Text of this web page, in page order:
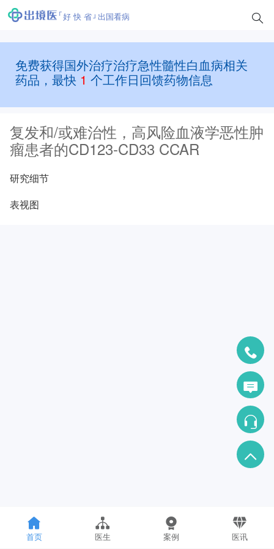
好 快 省 出国看病
免费获得国外治疗治疗急性髓性白血病相关
药品，最快 1 个工作日回馈药物信息
复发和/或难治性，高风险血液学恶性肿
瘤患者的CD123-CD33 CCAR
研究细节
表视图
首页 医生 案例 医讯